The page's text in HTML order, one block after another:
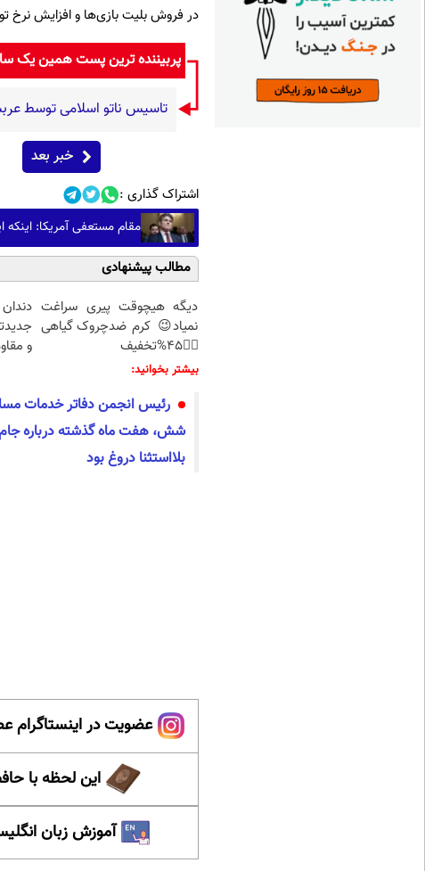
در فروش بلیت بازی‌ها و افزایش
پربیننده ترین پست همین یک
تاسیس ناتو اسلامی توسط
خبر بعد
اشتراک گذاری :
مقام مستعفی آمریکا:
مطالب پیشنهادی
دیگه هیچوقت پیری سراغت
نمیاد😉 کرم ضدچروک گیاهی
👈🏻45%تخفیف
و
بیشتر بخوانید:
رئیس انجمن دفاتر خدمات
شش، هفت ماه گذشته درباره جام
بلااستثنا دروغ بود
عضویت در اینستاگرام
این لحظه با
آموزش زبان